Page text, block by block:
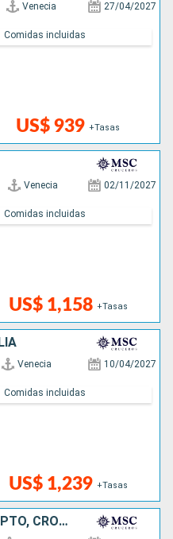
Venecia 27/04/2027
US$ 939 +Tasas
Comidas incluidas
Venecia 02/11/2027
US$ 1,158 +Tasas
Comidas incluidas
Venecia 10/04/2027
US$ 1,239 +Tasas
Comidas incluidas
ITALIA, GRECIA, CHIPRE, EGIPTO, CROACIA